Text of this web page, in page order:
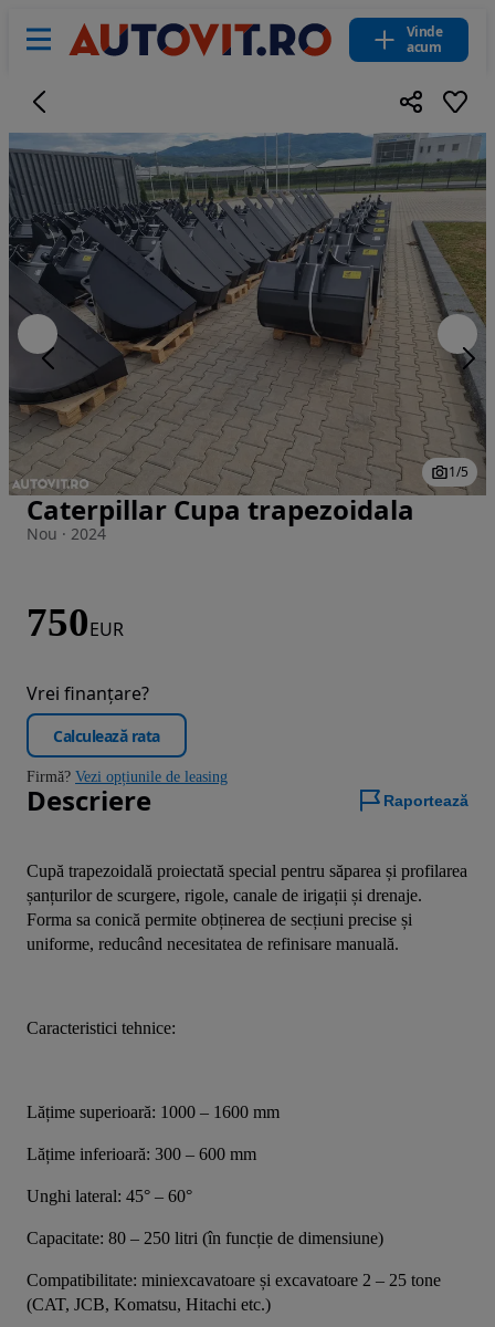
Vinde
acum
Imaginea 1 din 5
1/5
Caterpillar Cupa trapezoidala
Nou · 2024
750EUR
Vrei finanțare?
Calculează rata
Firmă? Vezi opțiunile de leasing
Descriere Raportează
Cupă trapezoidală proiectată special pentru săparea și profilarea
șanțurilor de scurgere, rigole, canale de irigații și drenaje.
Forma sa conică permite obținerea de secțiuni precise și
uniforme, reducând necesitatea de refinisare manuală.
Caracteristici tehnice:
Lățime superioară: 1000 – 1600 mm
Lățime inferioară: 300 – 600 mm
Unghi lateral: 45° – 60°
Capacitate: 80 – 250 litri (în funcție de dimensiune)
Compatibilitate: miniexcavatoare și excavatoare 2 – 25 tone
(CAT, JCB, Komatsu, Hitachi etc.)